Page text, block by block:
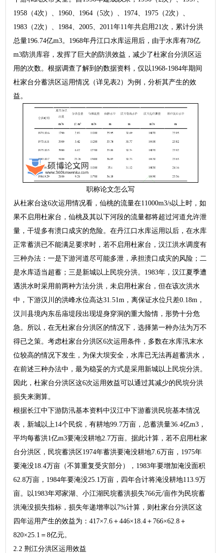
1958（4次）、1960、1964（5次）、1974、1975（2次）、
1983（2次）、1984、2005、2011年11年共启用21次，累计分洪
总量196.74亿m3。1968年丹江口水库运用后，由于水库有78亿
m3防洪库容，发挥了巨大的防洪效益，减少了杜家台分洪区运
用的次数。根据调查了解到的数据资料，仅以1968-1984年期间
杜家台分蓄洪区运用情况（详见表2）为例，分析其产生的效
益。
职称论文怎么写
从杜家台这6次运用情况看，仙桃的流量在11000m3/s以上时，如
果不启用杜家台，仙桃及其以下河段的流量都将超过河道允许泄
量，干堤多有溃口成灾的危险。在丹江口水库运用以后，在水库
正常蓄洪已不能满足要求时，若不启用杜家台，汉江洪水调度有
三种办法：一是下游河道尽可能多泄，承担溃口成灾的风险；二
是水库适当超蓄；三是新城以上民垸分洪。1983年，汉江夏季遭
遇洪水时采用前两种方法分洪，未启用杜家台，但在该次洪水
中，下游汉川的洪峰水位高达31.51m，离保证水位只差0.18m，
汉川县境内东岳庙堤段出现堤身穿洞的重大险情，形势十分危
急。所以，在无杜家台分洪区的情况下，选择第一种办法为万不
得已之策。考虑杜家台分洪区6次运用条件，多数在水库汛末水
位较高的情况下发生，为保大坝安全，水库已无法再超蓄洪水，
在前述三种办法中，最为稳妥的方式是采用新城以上民垸分洪。
因此，杜家台分洪区这6次运用效益可以通过其减少的民垸分洪
损失来测算。
根据长江中下游防汛基本资料中汉江中下游蓄洪民垸基本情况
表，新城以上14个民烷，有耕地99.7万亩，总蓄洪量36.4亿m3，
平均每蓄洪1亿m3要淹没耕地2.7万亩。据此计算，若不启用杜家
台分洪区，民垸蓄洪区1974年蓄洪要淹没耕地7.6万亩，1975年
要淹没18.4万亩（不算重复受灾部分），1983年要增加淹没面积
62.8万亩，1984年要淹没25.1万亩，四年合计将淹没耕地113.9万
亩。以1983年邓家湖、小江湖民垸蓄洪损失766元/亩作为民垸蓄
洪淹没损失指标，损失年递增率以7%计算，则杜家台分洪区这
四年运用产生的效益为：417×7.6＋446×18.4＋766×62.8＋
820×25.1＝8亿元。
2.2 荆江分洪区运用效益